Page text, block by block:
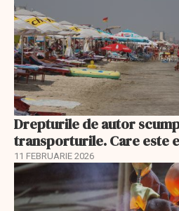
Drepturile de autor
transporturile. Care este
11 FEBRUARIE 2026